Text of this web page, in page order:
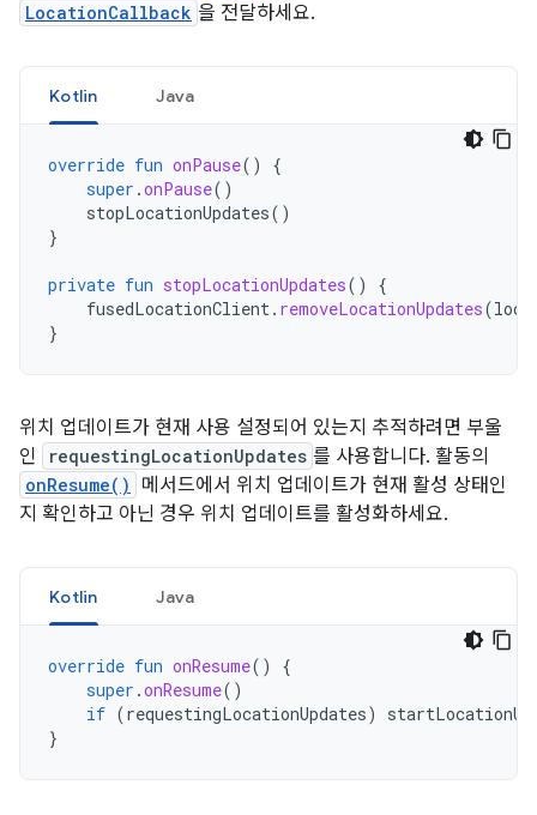
LocationCallback 을 전달하세요.
Kotlin Java
override fun onPause()
{
super .onPause()
stopLocationUpdates()
}
private fun stopLocationUpdates()
{
fusedLocationClient. removeLocationUpdates(
}
위치 업데이트가 현재 사용 설정되어 있는지 추적하려면 부울
인
requestingLocationUpdates 를 사용합니다. 활동의
onResume()
메서드에서 위치 업데이트가 현재 활성 상태인
지 확인하고 아닌 경우 위치 업데이트를 활성화하세요.
Kotlin Java
override fun onResume()
{
super .onResume()
if (requestingLocationUpdates)
}